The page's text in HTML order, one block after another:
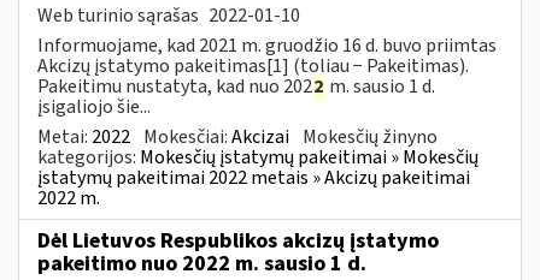
Web turinio sąrašas 2022-01-10
Informuojame, kad 2021 m. gruodžio 16 d. buvo priimtas
Akcizų įstatymo pakeitimas[1] (toliau − Pakeitimas).
Pakeitimu nustatyta, kad nuo 2022 m. sausio 1 d.
įsigaliojo šie...
Metai: 2022 Mokesčiai:Akcizai Mokesčių žinyno
kategorijos: Mokesčių įstatymų pakeitimai » Mokesčių
įstatymų pakeitimai 2022 metais » Akcizų pakeitimai
2022 m.
Dėl Lietuvos Respublikos akcizų įstatymo
pakeitimo nuo 2022 m. sausio 1 d.